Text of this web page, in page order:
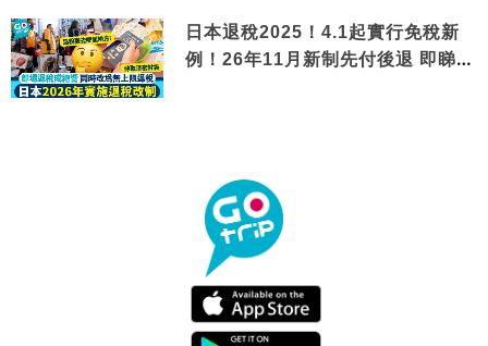
日本退稅2025！4.1起實行免稅新
例！26年11月新制先付後退 即睇步